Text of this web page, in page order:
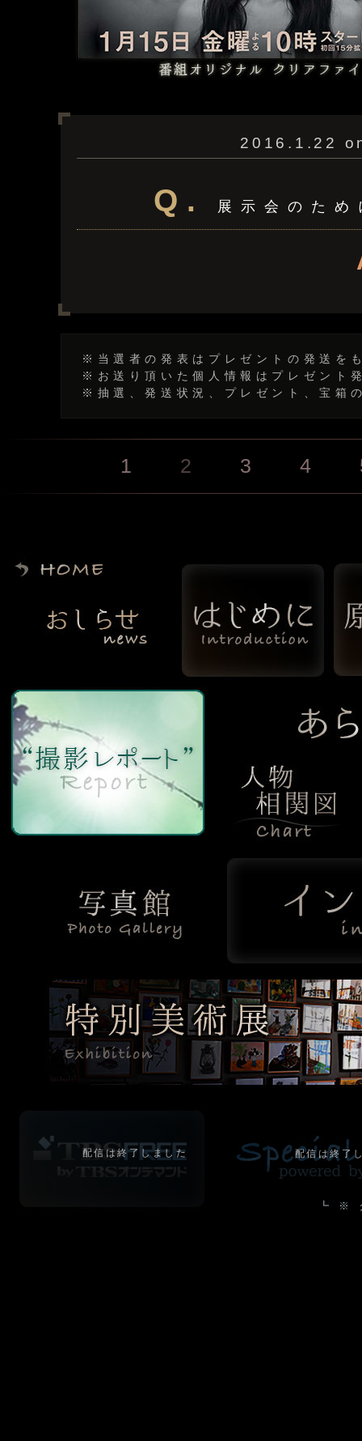
2016.1.22
Q. 展示会のため
※当選者の発表はプレゼントの発送を
※お送り頂いた個人情報はプレゼント
※抽選、発送状況、プレゼント、宝箱
1 2 3 4
配信は終了しました 配信は終了
┗ ※